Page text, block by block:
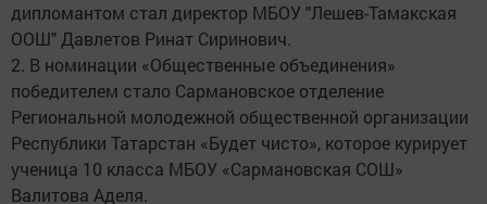
дипломантом стал директор МБОУ "Лешев-Тамакская
ООШ" Давлетов Ринат Сиринович.
2. В номинации «Общественные объединения»
победителем стало Сармановское отделение
Региональной молодежной общественной организации
Республики Татарстан «Будет чисто», которое курирует
ученица 10 класса МБОУ «Сармановская СОШ»
Валитова Аделя.